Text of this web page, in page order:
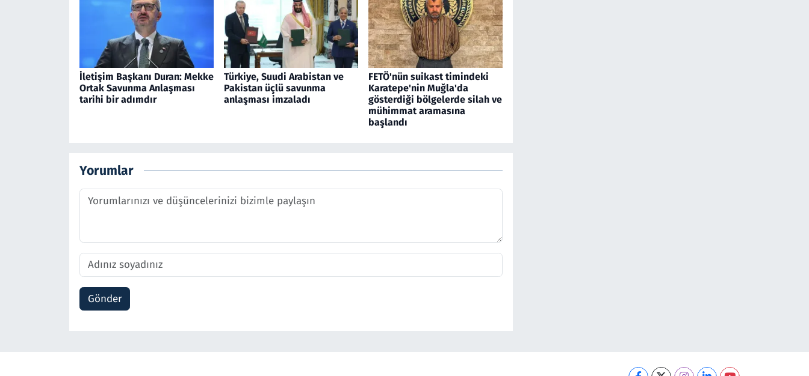
İletişim Başkanı Duran: Mekke
Ortak Savunma Anlaşması
tarihi bir adımdır
Türkiye, Suudi Arabistan ve
Pakistan üçlü savunma
anlaşması imzaladı
FETÖ'nün suikast timindeki
Karatepe'nin Muğla'da
gösterdiği bölgelerde silah ve
mühimmat aramasına
başlandı
Yorumlar
Gönder